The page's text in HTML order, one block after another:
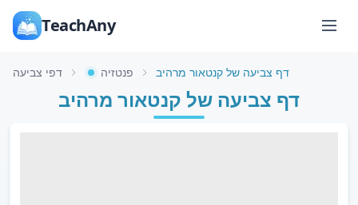
TeachAny
דפי צביעה פנטזיה דף צביעה של קנטאור מרהיב
דף צביעה של קנטאור מרהיב